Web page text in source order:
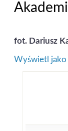
fot. Dariusz
Wyświetl jako